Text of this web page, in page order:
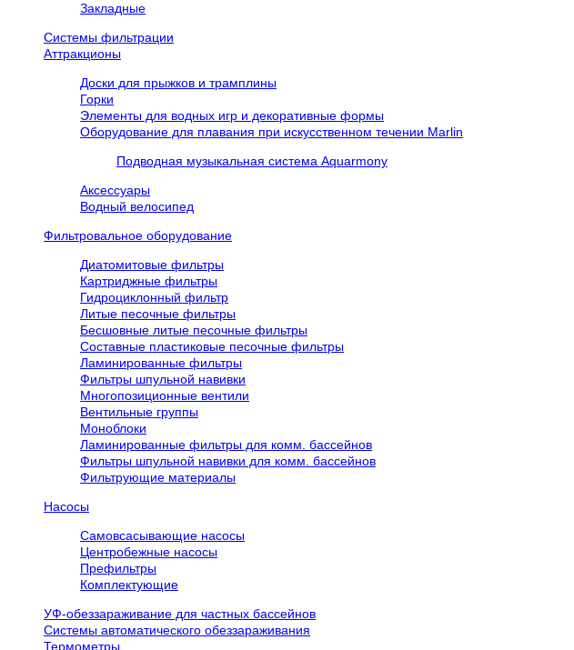
Закладные
Системы фильтрации
Аттракционы
Доски для прыжков и трамплины
Горки
Элементы для водных игр и декоративные формы
Оборудование для плавания при искусственном течении Marlin
Подводная музыкальная система Aquarmony
Аксессуары
Водный велосипед
Фильтровальное оборудование
Диатомитовые фильтры
Картриджные фильтры
Гидроциклонный фильтр
Литые песочные фильтры
Бесшовные литые песочные фильтры
Составные пластиковые песочные фильтры
Ламинированные фильтры
Фильтры шпульной навивки
Многопозиционные вентили
Вентильные группы
Моноблоки
Ламинированные фильтры для комм. бассейнов
Фильтры шпульной навивки для комм. бассейнов
Фильтрующие материалы
Насосы
Самовсасывающие насосы
Центробежные насосы
Префильтры
Комплектующие
УФ-обеззараживание для частных бассейнов
Системы автоматического обеззараживания
Термометры